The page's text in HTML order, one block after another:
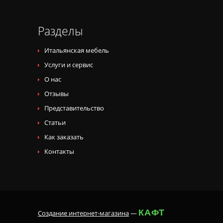
Разделы
Итальянская мебель
Услуги и сервис
О нас
Отзывы
Представительство
Статьи
Как заказать
Контакты
Создание интернет-магазина— КАФТ